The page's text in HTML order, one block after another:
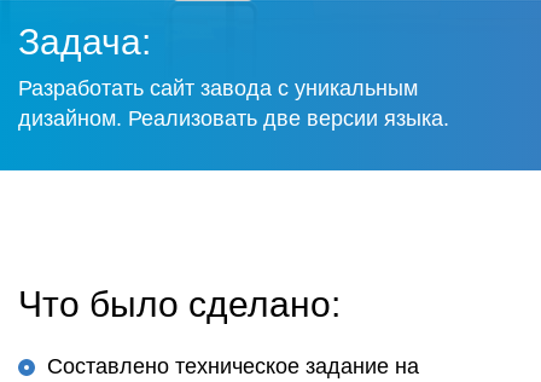
Задача:
Разработать сайт завода с уникальным
дизайном. Реализовать две версии языка.
Что было сделано:
Составлено техническое задание на